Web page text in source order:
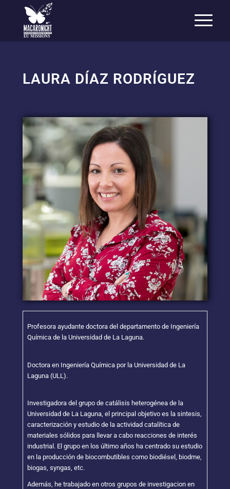
EU MISSIONS
LAURA DÍAZ RODRÍGUEZ
Profesora ayudante doctora del departamento de Ingeniería
Química de la Universidad de La Laguna.
Doctora en Ingeniería Química por la Universidad de La
Laguna (ULL).
Investigadora del grupo de catálisis heterogénea de la
Universidad de La Laguna, el principal objetivo es la sintesis,
caracterización y estudio de la actividad catalítica de
materiales sólidos para llevar a cabo reacciones de interés
industrial. El grupo en los último años ha centrado su estudio
en la producción de biocombutibles como biodiésel, biodme,
biogas, syngas, etc.
Además, he trabajado en otros grupos de investigacion en